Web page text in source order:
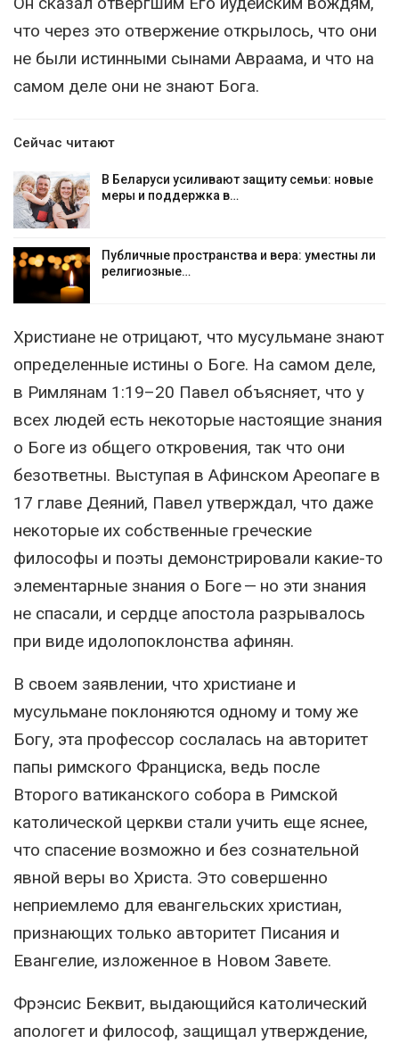
что через это отвержение открылось, что они
не были истинными сынами Авраама, и что на
самом деле они не знают Бога.
Сейчас читают
В Беларуси усиливают защиту семьи: новые
меры и поддержка в…
Публичные пространства и вера: уместны ли
религиозные…
Христиане не отрицают, что мусульмане знают
определенные истины о Боге. На самом деле,
в Римлянам 1:19–20 Павел объясняет, что у
всех людей есть некоторые настоящие знания
о Боге из общего откровения, так что они
безответны. Выступая в Афинском Ареопаге в
17 главе Деяний, Павел утверждал, что даже
некоторые их собственные греческие
философы и поэты демонстрировали какие-то
элементарные знания о Боге — но эти знания
не спасали, и сердце апостола разрывалось
при виде идолопоклонства афинян.
В своем заявлении, что христиане и
мусульмане поклоняются одному и тому же
Богу, эта профессор сослалась на авторитет
папы римского Франциска, ведь после
Второго ватиканского собора в Римской
католической церкви стали учить еще яснее,
что спасение возможно и без сознательной
явной веры во Христа. Это совершенно
неприемлемо для евангельских христиан,
признающих только авторитет Писания и
Евангелие, изложенное в Новом Завете.
Фрэнсис Беквит, выдающийся католический
апологет и философ, защищал утверждение,